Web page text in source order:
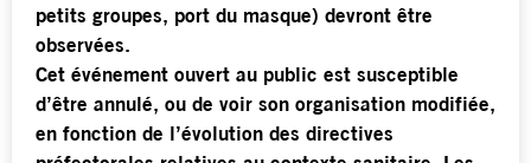
petits groupes, port du masque) devront être
observées.
Cet événement ouvert au public est susceptible
d’être annulé, ou de voir son organisation modifiée,
en fonction de l’évolution des directives